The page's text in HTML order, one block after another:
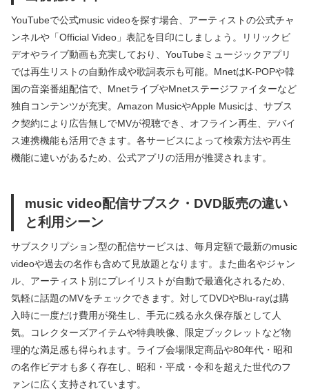
YouTubeで公式music videoを探す場合、アーティストの公式チャ
ンネルや「Official Video」表記を目印にしましょう。リリックビ
デオやライブ動画も充実しており、YouTubeミュージックアプリ
では再生リストの自動作成や歌詞表示も可能。MnetはK-POPや韓
国の音楽番組配信で、MnetライブやMnetステージファイターなど
独自コンテンツが充実。Amazon MusicやApple Musicは、サブス
ク契約により広告無しでMVが視聴でき、オフライン再生、デバイ
ス連携機能も活用できます。各サービスによって検索方法や再生
機能に違いがあるため、公式アプリの活用が推奨されます。
music video配信サブスク・DVD販売の違い
と利用シーン
サブスクリプション型の配信サービスは、毎月定額で最新のmusic
videoや過去の名作も含めて見放題となります。また曲名やジャン
ル、アーティスト別にプレイリストが自動で最適化されるため、
気軽に話題のMVをチェックできます。対してDVDやBlu-rayは購
入時に一度だけ費用が発生し、手元に残る永久保存版として人
気。コレクターズアイテムや特典映像、限定ブックレットなど物
理的な満足感も得られます。ライブ会場限定商品や80年代・昭和
の名作ビデオも多く存在し、昭和・平成・令和を超えた世代のフ
ァンに広く支持されています。